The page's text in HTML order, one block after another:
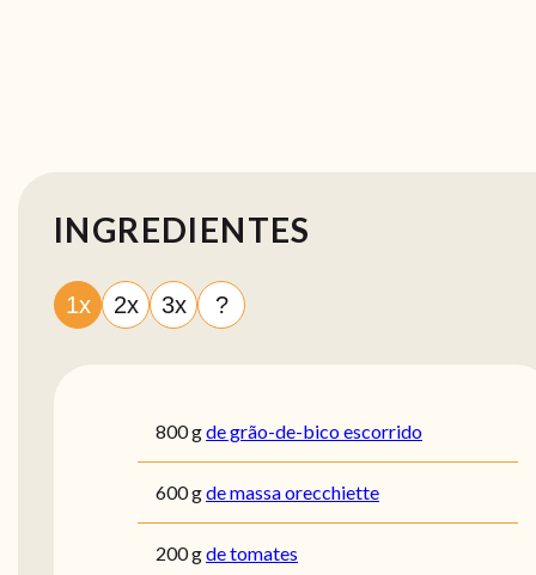
INGREDIENTES
1x 2x 3x ?
800gde grão-de-bico escorrido
600gde massa orecchiette
200gde tomates